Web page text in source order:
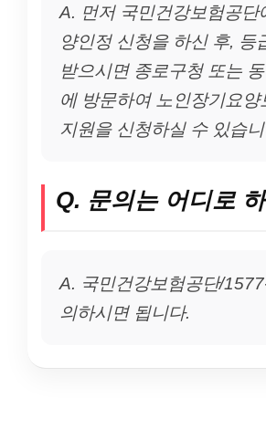
A. 먼저 국민건강보험공단
양인정 신청을 하신 후, 등
받으시면 종로구청 또는
에 방문하여 노인장기요양
지원을 신청하실 수 있습
Q. 문의는 어디로
A. 국민건강보험공단/
의하시면 됩니다.